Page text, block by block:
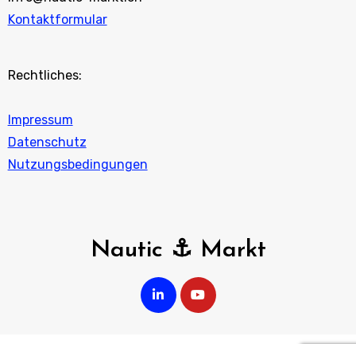
Kontaktformular
Rechtliches:
Impressum
Datenschutz
Nutzungsbedingungen
Nautic ⚓ Markt